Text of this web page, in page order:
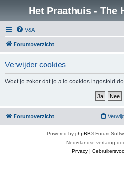
Het Praathuis - The
V&A
Forumoverzicht
Verwijder cookies
Weet je zeker dat je alle cookies ingesteld
Forumoverzicht
Powered by phpBB® Forum
Nederlandse vertaling
Privacy |